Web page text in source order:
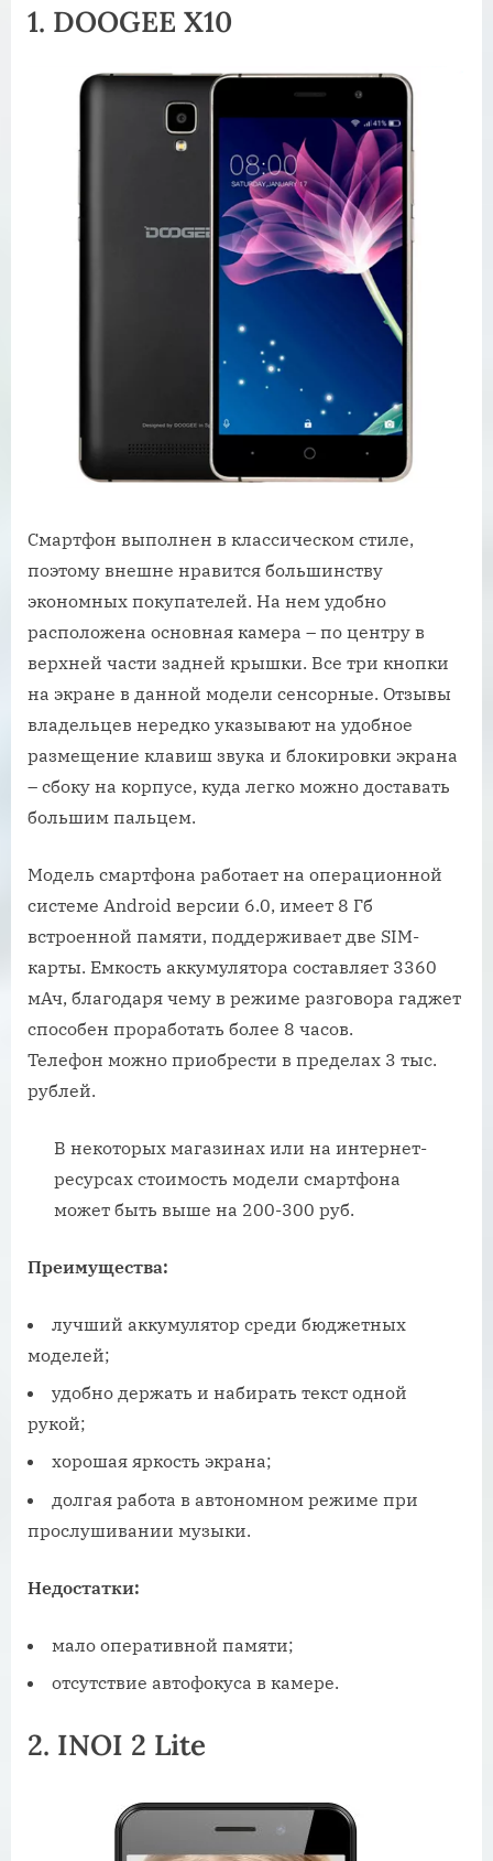
1. DOOGEE X10
Смартфон выполнен в классическом стиле,
поэтому внешне нравится большинству
экономных покупателей. На нем удобно
расположена основная камера – по центру в
верхней части задней крышки. Все три кнопки
на экране в данной модели сенсорные. Отзывы
владельцев нередко указывают на удобное
размещение клавиш звука и блокировки экрана
– сбоку на корпусе, куда легко можно доставать
большим пальцем.
Модель смартфона работает на операционной
системе Android версии 6.0, имеет 8 Гб
встроенной памяти, поддерживает две SIM-
карты. Емкость аккумулятора составляет 3360
мАч, благодаря чему в режиме разговора гаджет
способен проработать более 8 часов.
Телефон можно приобрести в пределах 3 тыс.
рублей.
В некоторых магазинах или на интернет-
ресурсах стоимость модели смартфона
может быть выше на 200-300 руб.
Преимущества:
лучший аккумулятор среди бюджетных
моделей;
удобно держать и набирать текст одной
рукой;
хорошая яркость экрана;
долгая работа в автономном режиме при
прослушивании музыки.
Недостатки:
мало оперативной памяти;
отсутствие автофокуса в камере.
2. INOI 2 Lite